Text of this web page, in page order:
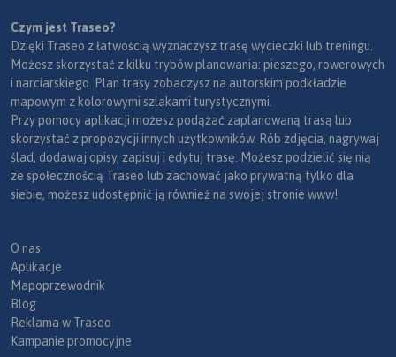
Czym jest Traseo?
Dzięki Traseo z łatwością wyznaczysz trasę wycieczki lub treningu.
Możesz skorzystać z kilku trybów planowania: pieszego, rowerowych
i narciarskiego. Plan trasy zobaczysz na autorskim podkładzie
mapowym z kolorowymi szlakami turystycznymi.
Przy pomocy aplikacji możesz podążać zaplanowaną trasą lub
skorzystać z propozycji innych użytkowników. Rób zdjęcia, nagrywaj
ślad, dodawaj opisy, zapisuj i edytuj trasę. Możesz podzielić się nią
ze społecznością Traseo lub zachować jako prywatną tylko dla
siebie, możesz udostępnić ją również na swojej stronie www!
O nas
Aplikacje
Mapoprzewodnik
Blog
Reklama w Traseo
Kampanie promocyjne